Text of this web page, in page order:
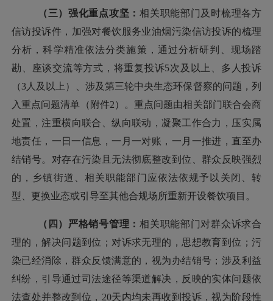
（三）强化重点攻坚：相关职能部门 及时梳理各方
信访投诉件， 加强对餐饮服务业油烟污染信访投诉的梳理
分析，科学精准依法分类施策， 通过分析研判、现场踏
勘、座谈交流等方式，将重复投诉5次及以上、多人投诉
（3人及以上）、涉及第三轮中央生态环保督察的问题，列
入重点问题清单（附件2）。重点问题由相关部门联合会商
处置，注重横向联合、纵向联动 ，凝聚工作合力，压实属
地责任，一日一信息，一月一对账，一月一推进，直至办
结销号。 对存在污染且无法彻底整改到位、群众反映强烈
的，乡镇街道、 相关职能部门应依法依规予以关闭、转
型、更换业态或引导至其他合规场所重新开设餐饮项目 。
（四）严格销号管理：相关职能部门对群众诉求合
理的 ，解决问题到位 ； 对诉求无理的 ， 思想教育到位 ； 污
染已经消除，群众反馈满意的，视为办结销号；涉及利益
纠纷，引导通过司法途径等渠道解决，反映的实体问题依
法查处并整改到位， 20天内均未再收到投诉，视为阶段性